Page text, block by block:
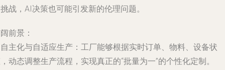
战，AI决策也可能引发新的伦理问题。
前景：
自主化与自适应生产 ：工厂能够根据实时订单、物料、设备状
动态调整生产流程，实现真正的“批量为一”的个性化定制。